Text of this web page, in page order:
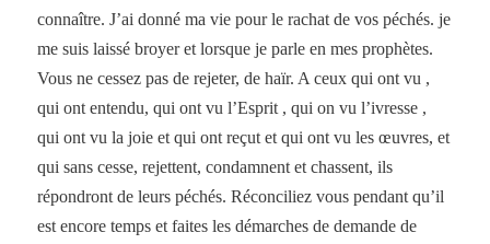
connaître. J’ai donné ma vie pour le rachat de vos péchés. je
me suis laissé broyer et lorsque je parle en mes prophètes.
Vous ne cessez pas de rejeter, de haïr. A ceux qui ont vu ,
qui ont entendu, qui ont vu l’Esprit , qui on vu l’ivresse ,
qui ont vu la joie et qui ont reçut et qui ont vu les œuvres, et
qui sans cesse, rejettent, condamnent et chassent, ils
répondront de leurs péchés. Réconciliez vous pendant qu’il
est encore temps et faites les démarches de demande de